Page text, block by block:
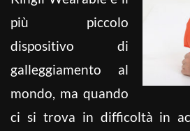
più piccolo
dispositivo di
galleggiamento al
mondo, ma quando
ci si trova in difficoltà in